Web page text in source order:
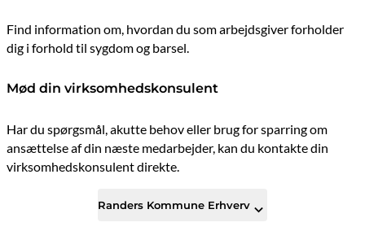
Find information om, hvordan du som arbejdsgiver forholder
dig i forhold til sygdom og barsel.
Mød din virksomhedskonsulent
Har du spørgsmål, akutte behov eller brug for sparring om
ansættelse af din næste medarbejder, kan du kontakte din
virksomhedskonsulent direkte.
Randers Kommune Erhverv